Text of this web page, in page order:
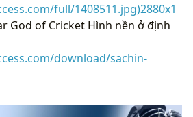
full/1408511.jpg)2880x1
God of Cricket Hình nền ở định
download/sachin-